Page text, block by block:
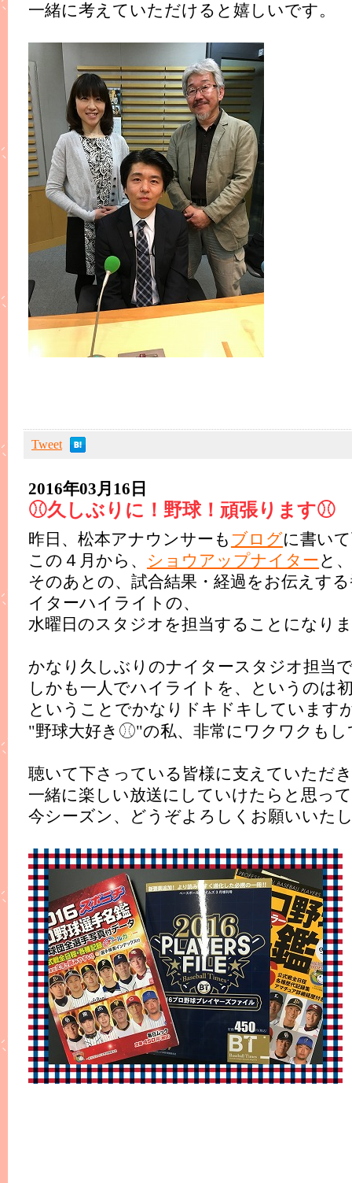
一緒に考えていただけると嬉しいです。
Tweet
2016年03月16日
⚾︎久しぶりに！野球！頑張ります⚾︎
昨日、松本アナウンサーも ブログに書い
この４月から、 ショウアップナイターと、
そのあとの、試合結果・経過をお伝えす
イターハイライトの、
水曜日のスタジオを担当することになり
かなり久しぶりのナイタースタジオ担当
しかも一人でハイライトを、というのは
ということでかなりドキドキしています
"野球大好き ⚾︎"の私、非常にワクワクも
聴いて下さっている皆様に支えていただ
一緒に楽しい放送にしていけたらと思っ
今シーズン、どうぞよろしくお願いいた